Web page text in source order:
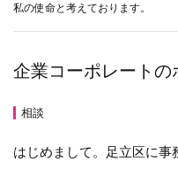
私の使命と考えております。
企業コーポレート
相談
はじめまして。足立区に事